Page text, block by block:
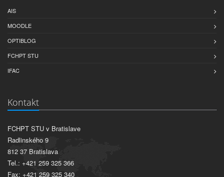
AIS
MOODLE
OPTIBLOG
FCHPT STU
IFAC
Kontakt
FCHPT STU v Bratislave
Radlinského 9
812 37 Bratislava
Tel.: +421 259 325 366
Fax: +421 259 325 340